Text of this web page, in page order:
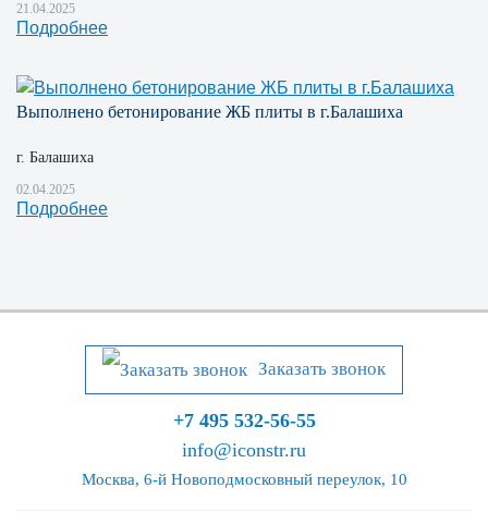
21.04.2025
Подробнее
Выполнено бетонирование ЖБ плиты в г.Балашиха
г. Балашиха
02.04.2025
Подробнее
Заказать звонок
+7 495 532-56-55
info@iconstr.ru
Москва, 6-й Новоподмосковный переулок, 10